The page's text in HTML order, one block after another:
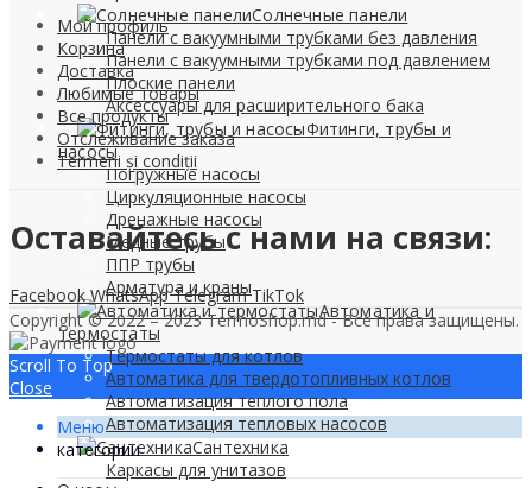
Солнечные панели
Панели с вакуумными трубками без давления
Панели с вакуумными трубками под давлением
Плоские панели
Аксессуары для расширительного бака
Фитинги, трубы и
насосы
Погружные насосы
Циркуляционные насосы
Дренажные насосы
Медные трубы
ППР трубы
Арматура и краны
Автоматика и
термостаты
Термостаты для котлов
Автоматика для твердотопливных котлов
Автоматизация теплого пола
Автоматизация тепловых насосов
Сантехника
Каркасы для унитазов
Мой профиль
Корзина
Доставка
Любимые товары
Все продукты
Отслеживание заказа
Termeni și condiții
Оставайтесь с нами на связи:
Facebook WhatsApp Telegram TikTok
Copyright © 2022 – 2023 TermoShop.md - Все права защищены.
Scroll To Top
Close
Меню
категории